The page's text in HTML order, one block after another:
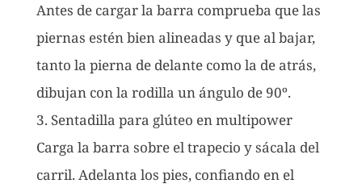
Antes de cargar la barra comprueba que las
piernas estén bien alineadas y que al bajar,
tanto la pierna de delante como la de atrás,
dibujan con la rodilla un ángulo de 90º.
3. Sentadilla para glúteo en multipower
Carga la barra sobre el trapecio y sácala del
carril. Adelanta los pies, confiando en el